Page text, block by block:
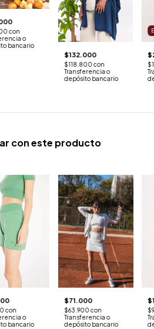
con
o
bancario
$132.000
$118.800con
Transferencia o
depósito bancario
con este producto
con
o
bancario
$71.000
$63.900con
Transferencia o
depósito bancario